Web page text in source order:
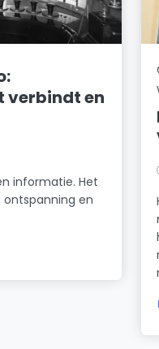
verbindt en
informatie. Het
ontspanning en